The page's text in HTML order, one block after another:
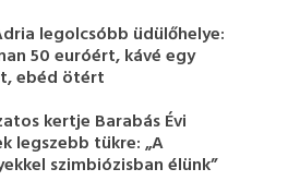
legolcsóbb üdülőhelye:
50 euróért, kávé egy
ebéd ötért
kertje Barabás Évi
legszebb tükre: „A
szimbiózisban élünk”